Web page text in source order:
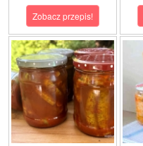
Zobacz przepis!